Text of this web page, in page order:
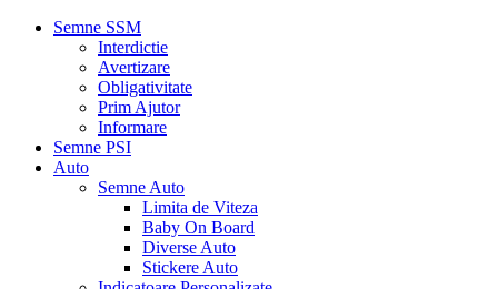
Semne SSM
Interdictie
Avertizare
Obligativitate
Prim Ajutor
Informare
Semne PSI
Auto
Semne Auto
Limita de Viteza
Baby On Board
Diverse Auto
Stickere Auto